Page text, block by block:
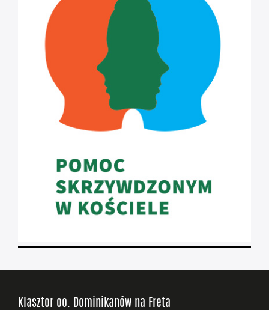
Klasztor oo. Dominikanów na Freta